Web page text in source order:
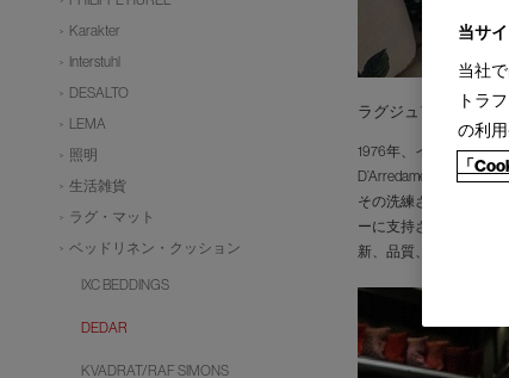
ラグジュアリーなテ
1976年、イタリアデザ
D’Arredamento（＝内
その洗練されたデザイ
ーに支持されている理
新、品質、カラートレ
Karakter
Interstuhl
DESALTO
LEMA
照明
生活雑貨
ラグ・マット
ベッドリネン・クッション
IXC BEDDINGS
DEDAR
KVADRAT/RAF SIMONS
当サ
当社
トラ
の利
「